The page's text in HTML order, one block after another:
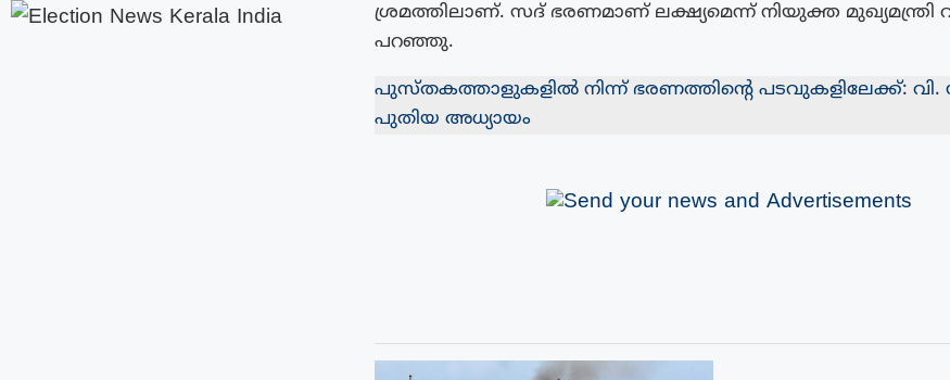
ശ്രമത്തിലാണ്. സദ് ഭരണമാണ് ലക്ഷ്യമെന്ന് നിയുക്ത മുഖ്യമന്ത്രി
പറഞ്ഞു.
പുസ്തകത്താളുകളിൽ നിന്ന് ഭരണത്തിൻ്റെ പടവുകളിലേക്ക്: വി.
പുതിയ അധ്യായം